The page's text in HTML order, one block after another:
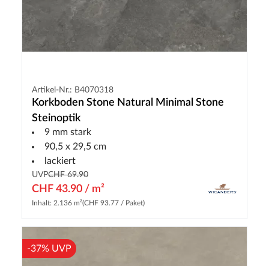
Artikel-Nr.: B4070318
Korkboden Stone Natural Minimal Stone
Steinoptik
9 mm stark
90,5 x 29,5 cm
lackiert
UVPCHF 69.90
CHF 43.90 / m²
Inhalt: 2.136 m²(CHF 93.77 / Paket)
-37% UVP